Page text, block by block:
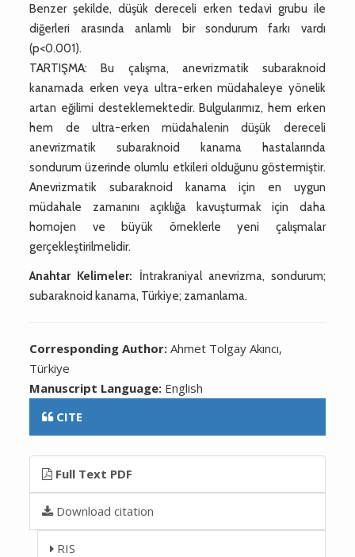
Benzer şekilde, düşük dereceli erken tedavi grubu ile
diğerleri arasında anlamlı bir sondurum farkı vardı
(p<0.001).
TARTIŞMA: Bu çalışma, anevrizmatik subaraknoid
kanamada erken veya ultra-erken müdahaleye yönelik
artan eğilimi desteklemektedir. Bulgularımız, hem erken
hem de ultra-erken müdahalenin düşük dereceli
anevrizmatik subaraknoid kanama hastalarında
sondurum üzerinde olumlu etkileri olduğunu göstermiştir.
Anevrizmatik subaraknoid kanama için en uygun
müdahale zamanını açıklığa kavuşturmak için daha
homojen ve büyük örneklerle yeni çalışmalar
gerçekleştirilmelidir.
Anahtar Kelimeler: İntrakraniyal anevrizma, sondurum;
subaraknoid kanama, Türkiye; zamanlama.
Corresponding Author:Ahmet Tolgay Akıncı,
Türkiye
Manuscript Language: English
CITE
Full Text PDF
Download citation
RIS